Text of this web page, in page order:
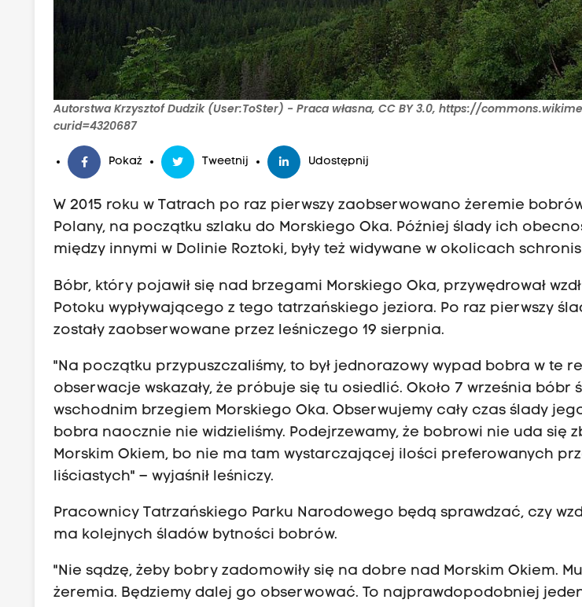
Autorstwa Krzysztof Dudzik (User:ToSter) - Praca własna, CC BY 3.0, https://
curid=4320687
Pokaż Tweetnij Udostępnij
W 2015 roku w Tatrach po raz pierwszy zaobserwowano żeremie
Polany, na początku szlaku do Morskiego Oka. Później ślady ich
między innymi w Dolinie Roztoki, były też widywane w okolicach
Bóbr, który pojawił się nad brzegami Morskiego Oka, przywędrował
Potoku wypływającego z tego tatrzańskiego jeziora. Po raz pierwszy
zostały zaobserwowane przez leśniczego 19 sierpnia.
"Na początku przypuszczaliśmy, to był jednorazowy wypad bobra w te
obserwacje wskazały, że próbuje się tu osiedlić. Około 7 września bóbr
wschodnim brzegiem Morskiego Oka. Obserwujemy cały czas ślady
bobra naocznie nie widzieliśmy. Podejrzewamy, że bobrowi nie uda się
Morskim Okiem, bo nie ma tam wystarczającej ilości preferowanych
liściastych" – wyjaśnił leśniczy.
Pracownicy Tatrzańskiego Parku Narodowego będą sprawdzać, czy
ma kolejnych śladów bytności bobrów.
"Nie sądzę, żeby bobry zadomowiły się na dobre nad Morskim Okiem.
żeremia. Będziemy dalej go obserwować. To najprawdopodobniej